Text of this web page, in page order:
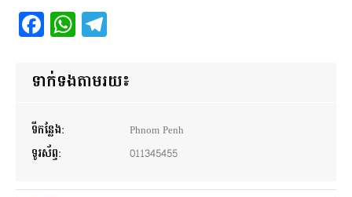
Facebook
WhatsApp
ទាក់ទងតាមរយ៖
ទីកន្លែង:
Phnom Penh
ទូរស័ព្ទ:
011345455